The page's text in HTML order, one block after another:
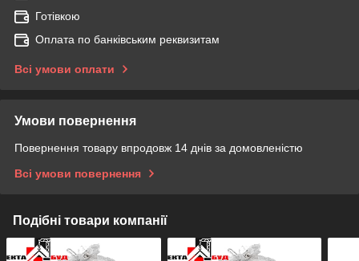
Готівкою
Оплата по банківським реквизитам
Всі умови оплати
Умови повернення
Повернення товару впродовж 14 днів за домовленістю
Всі умови повернення
Подібні товари компанії